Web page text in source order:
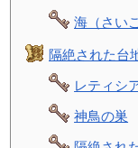
海（さい
隔絶された台
レティシ
神鳥の巣